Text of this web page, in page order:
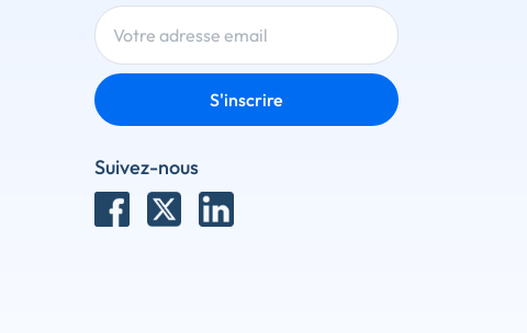
S'inscrire
Suivez-nous